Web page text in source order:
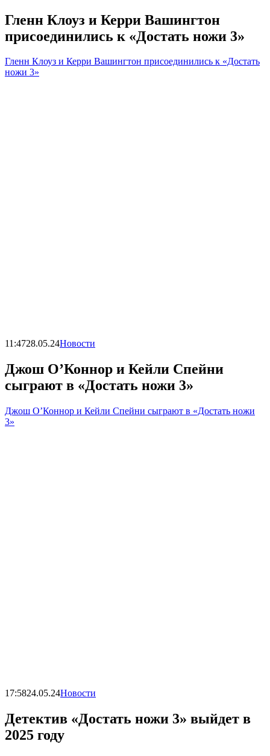
Гленн Клоуз и Керри Вашингтон
присоединились к «Достать ножи 3»
Гленн Клоуз и Керри Вашингтон присоединились к «Достать
ножи 3»
11:4728.05.24Новости
Джош О’Коннор и Кейли Спейни
сыграют в «Достать ножи 3»
Джош О’Коннор и Кейли Спейни сыграют в «Достать ножи
3»
17:5824.05.24Новости
Детектив «Достать ножи 3» выйдет в
2025 году